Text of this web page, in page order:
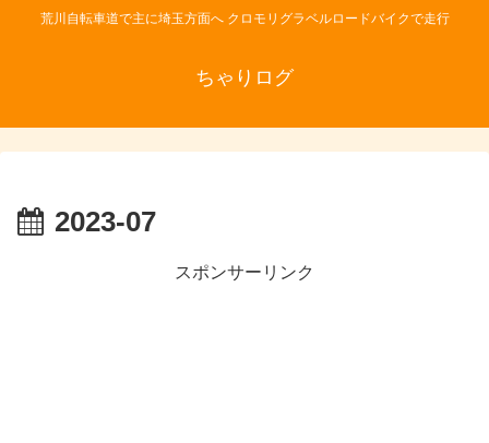
荒川自転車道で主に埼玉方面へ クロモリグラベルロードバイクで走行
ちゃりログ
2023-07
スポンサーリンク